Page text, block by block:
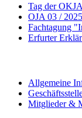
Tag der
OJA 03 / 2025
Fachtagung
Erfurter
Allgemeine
Mitglieder &